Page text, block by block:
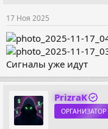
17 Ноя 2025
Сигналы уже идут
PrizraK
ОРГАНИЗАТОР